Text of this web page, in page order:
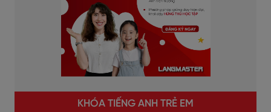
KHÓA TIẾNG ANH TRẺ EM